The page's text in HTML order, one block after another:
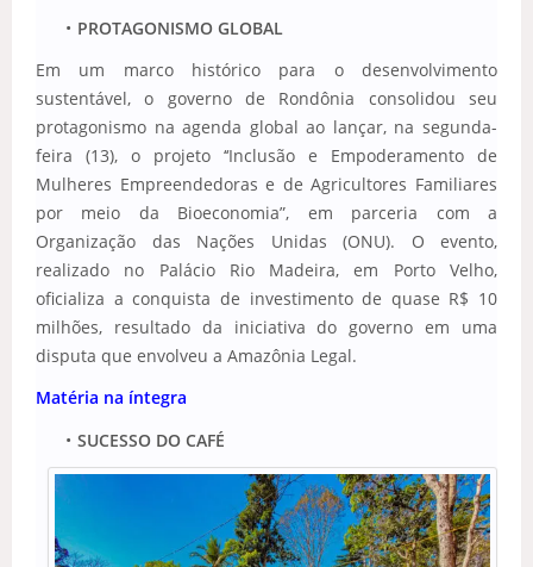
PROTAGONISMO GLOBAL
Em um marco histórico para o desenvolvimento
sustentável, o governo de Rondônia consolidou seu
protagonismo na agenda global ao lançar, na segunda-
feira (13), o projeto ‘‘Inclusão e Empoderamento de
Mulheres Empreendedoras e de Agricultores Familiares
por meio da Bioeconomia”, em parceria com a
Organização das Nações Unidas (ONU). O evento,
realizado no Palácio Rio Madeira, em Porto Velho,
oficializa a conquista de investimento de quase R$ 10
milhões, resultado da iniciativa do governo em uma
disputa que envolveu a Amazônia Legal.
Matéria na íntegra
SUCESSO DO CAFÉ